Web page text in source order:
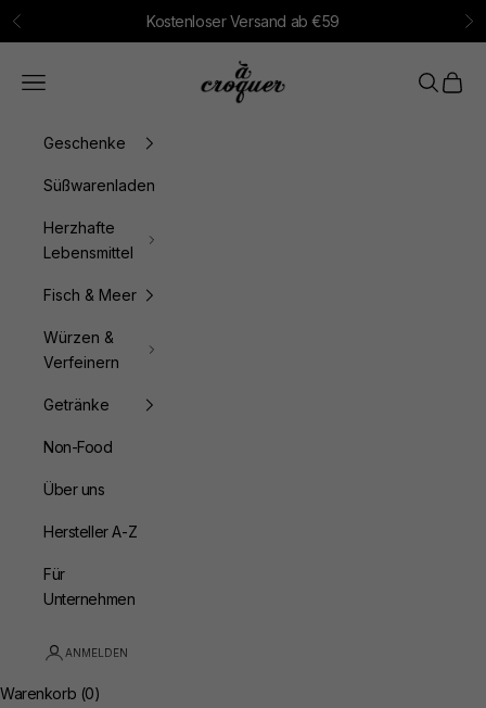
Zum Inhalt springen
Zurück Kostenloser Versand ab €59
à croquer
Menü Suchen
Geschenke
Süßwarenladen
Herzhafte
Lebensmittel
Fisch & Meer
Würzen &
Verfeinern
Getränke
Non-Food
Über uns
Hersteller A-Z
Für
Unternehmen
ANMELDEN
Warenkorb (0)